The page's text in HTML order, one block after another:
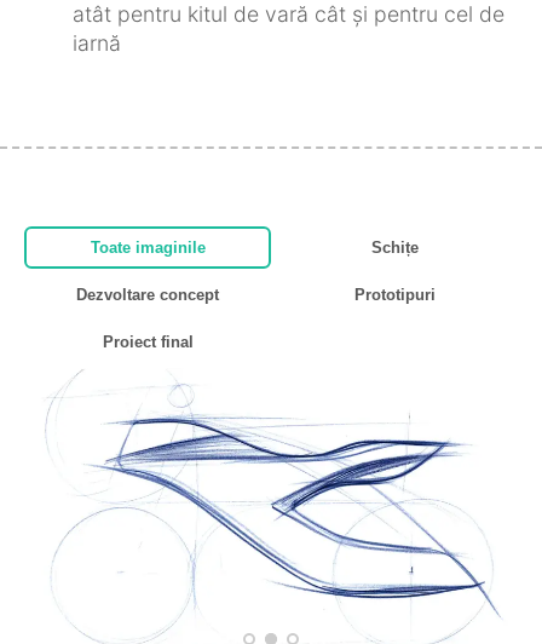
atât pentru kitul de vară cât și pentru cel de
iarnă
Toate imaginile Schițe
Dezvoltare concept Prototipuri
Proiect final